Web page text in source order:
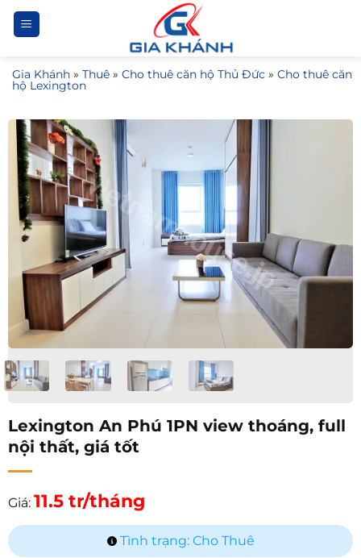
Bỏ
qua
dung
Gia Khánh » Thuê » Cho thuê căn hộ Thủ Đức » Cho thuê căn
hộ Lexington
Lexington An Phú 1PN view thoáng, full
nội thất, giá tốt
Giá: 11.5 tr/tháng
Tình trạng: Cho Thuê